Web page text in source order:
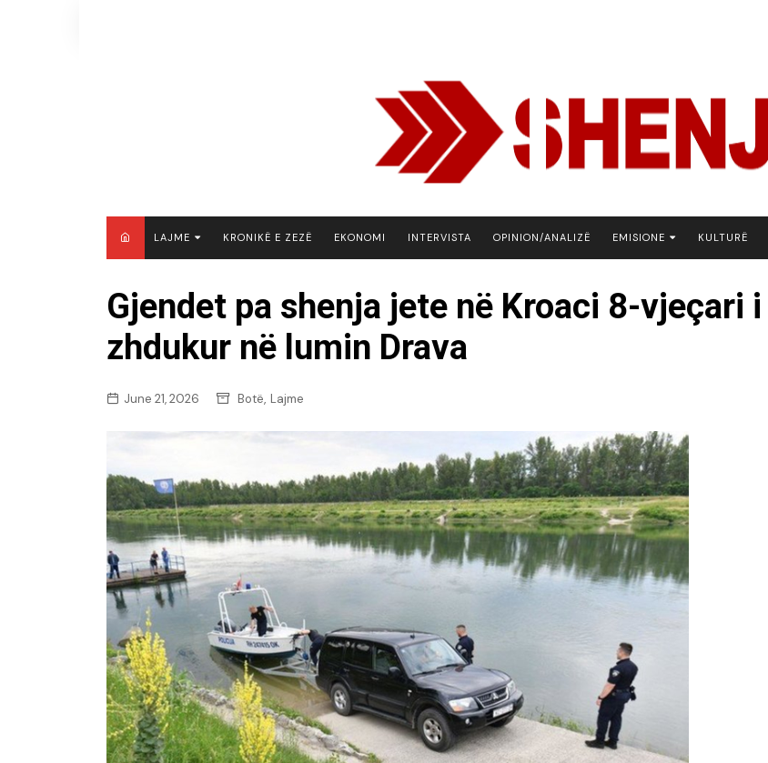
LAJME
KOSOVË
SHQIPËRI
BOTË
KRONIKË E ZEZË EKONOMI INTERVISTA OPINION/ANALIZË EMISIONE
BOTA NE FOKUS
GJURMË
INTERVISTA EMISION
KONAKU
KU E KISHIM FJALEN
LIGJERATE FETARE
RECETA E DITES
RELAKS
RETRO JAVORE
KULTURË
Gjendet pa shenja jete në Kroaci 8-vjeçari i
zhdukur në lumin Drava
June 21, 2026 Botë, Lajme